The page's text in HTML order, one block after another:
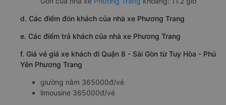
d. Các điểm đón khách của nhà xe Phương Trang
e. Các điểm trả khách của nhà xe Phương Trang
f. Giá vé giá xe khách đi Quận 8 - Sài Gòn từ Tuy Hòa - Phú
Yên Phương Trang
giường nằm 365000đ/vé
limousine 365000đ/vé